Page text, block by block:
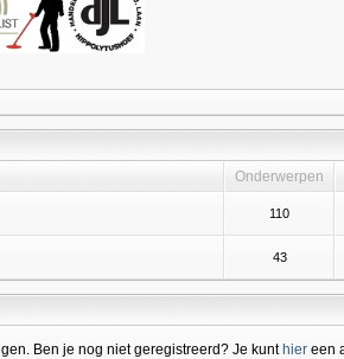
Onderwerpen
110
43
Ben je nog niet geregistreerd? Je kunt hiereen